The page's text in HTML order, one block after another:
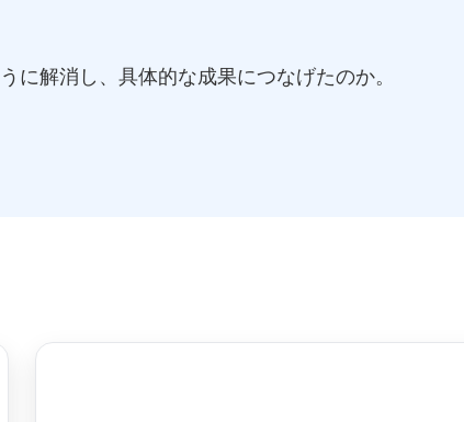
に解消し、具体的な成果につなげたのか。